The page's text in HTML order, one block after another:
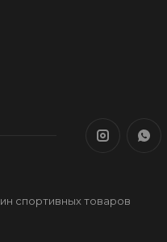
спортивных товаров